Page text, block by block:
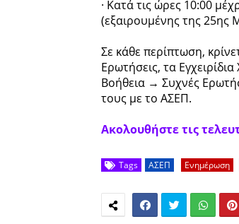
· Κατά τις ώρες 10:00
(εξαιρουμένης της 25ης
Σε κάθε περίπτωση,
Ερωτήσεις, τα
Βοήθεια → Συχνές
τους με το ΑΣΕΠ.
Ακολουθήστε τις
Tags ΑΣΕΠ Ενημέρωση